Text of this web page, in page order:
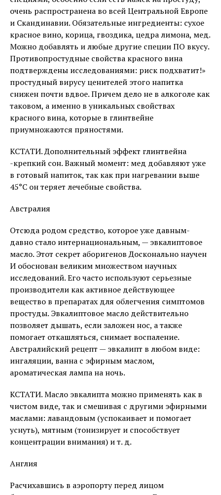
очень распространена во всей Центральной Европе
и Скандинавии. Обязательные ингредиенты: сухое
красное вино, корица, гвоздика, цедра лимона, мед.
Можно добавлять и любые другие специи ПО вкусу.
Противопростудные свойства красного вина
подтверждены исследованиями: риск подхватит!»
простудный вирусу ценителей этого напитка
снижен почти вдвое. Причем дело не в алкоголе как
таковом, а именно в уникальных свойствах
красного вина, которые в глинтвейне
приумножаются пряностями.
КСТАТИ. Дополнительный эффект глинтвейна
-крепкий сон. Важный момент: мед добавляют уже
в готовый напиток, так как при нагревании выше
45°С он теряет лечебные свойства.
Австралия
Отсюда родом средство, которое уже давным-
давно стало интернациональным, — эвкалиптовое
масло. Этот секрет аборигенов Досконально научен
И обоснован великим множеством научных
исследований. Его часто используют серьезные
производители как активное действующее
вещество в препаратах для облегчения симптомов
простуды. Эвкалиптовое масло действительно
позволяет дышать, если заложен нос, а также
помогает откашляться, снимает воспаление.
Австралийский рецепт — эвкалипт в любом виде:
ингаляции, ванна с эфирным маслом,
ароматическая лампа на ночь.
КСТАТИ. Масло эвкалипта можно применять как в
чистом виде, так и смешивая с другими эфирными
маслами: лавандовым (успокаивает и помогает
уснуть), мятным (тонизирует и способствует
концентрации внимания) и т. д.
Англия
Расчихавшись в аэропорту перед лицом